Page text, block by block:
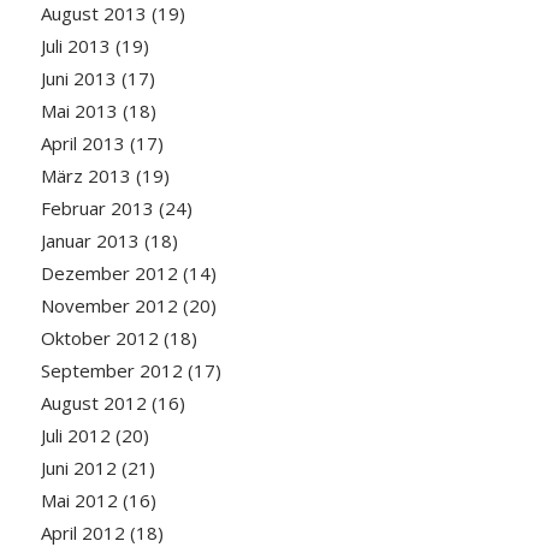
August 2013 (19)
Juli 2013 (19)
Juni 2013 (17)
Mai 2013 (18)
April 2013 (17)
März 2013 (19)
Februar 2013 (24)
Januar 2013 (18)
Dezember 2012 (14)
November 2012 (20)
Oktober 2012 (18)
September 2012 (17)
August 2012 (16)
Juli 2012 (20)
Juni 2012 (21)
Mai 2012 (16)
April 2012 (18)